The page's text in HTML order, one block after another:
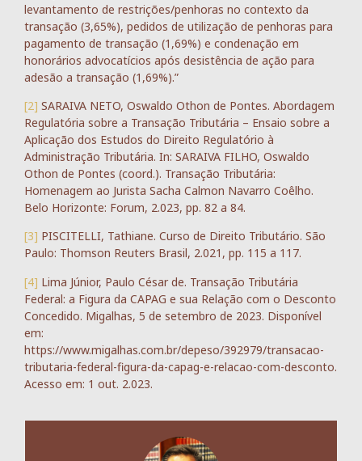
levantamento de restrições/penhoras no contexto da
transação (3,65%), pedidos de utilização de penhoras para
pagamento de transação (1,69%) e condenação em
honorários advocatícios após desistência de ação para
adesão a transação (1,69%).”
[2] SARAIVA NETO, Oswaldo Othon de Pontes. Abordagem
Regulatória sobre a Transação Tributária – Ensaio sobre a
Aplicação dos Estudos do Direito Regulatório à
Administração Tributária. In: SARAIVA FILHO, Oswaldo
Othon de Pontes (coord.). Transação Tributária:
Homenagem ao Jurista Sacha Calmon Navarro Coêlho.
Belo Horizonte: Forum, 2.023, pp. 82 a 84.
[3] PISCITELLI, Tathiane. Curso de Direito Tributário. São
Paulo: Thomson Reuters Brasil, 2.021, pp. 115 a 117.
[4] Lima Júnior, Paulo César de. Transação Tributária
Federal: a Figura da CAPAG e sua Relação com o Desconto
Concedido. Migalhas, 5 de setembro de 2023. Disponível
em:
https://www.migalhas.com.br/depeso/392979/transacao-
tributaria-federal-figura-da-capag-e-relacao-com-desconto.
Acesso em: 1 out. 2.023.